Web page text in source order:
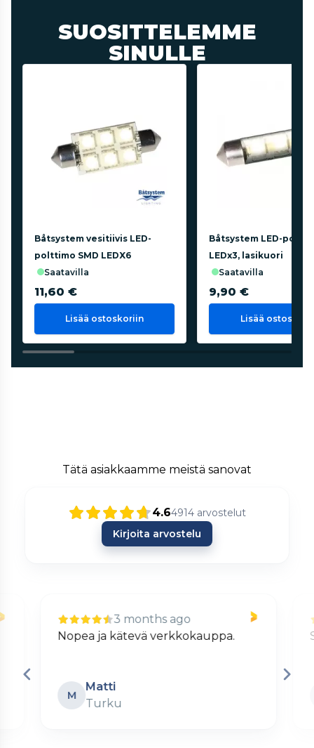
SUOSITTELEMME
SINULLE
Båtsystem vesitiivis LED-
polttimo SMD LEDX6
saatavilla
11,60 €
Lisää ostoskoriin
Båtsystem LED-
LEDx3, lasikuori
saatavilla
9,90 €
Lisää
Tätä asiakkaamme meistä sanovat
4.64914 arvostelut
Kirjoita arvostelu
3 months ago
Nopea ja kätevä verkkokauppa.
M
Matti
Turku